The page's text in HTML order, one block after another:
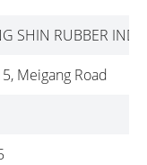
SHIN RUBBER IND.
Meigang Road